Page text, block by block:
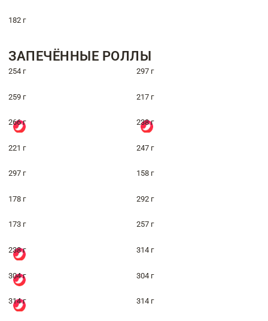
182 г
ЗАПЕЧЁННЫЕ РОЛЛЫ
254 г 297 г
259 г 217 г
266 г 238 г
221 г 247 г
297 г 158 г
178 г 292 г
173 г 257 г
238 г 314 г
304 г 304 г
314 г 314 г